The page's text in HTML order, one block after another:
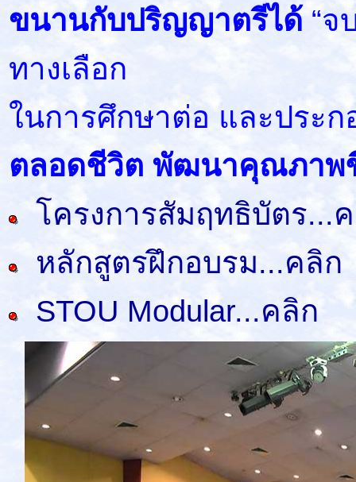
ขนานกับปริญญาตรีได้ “จ
ทางเลือก
ในการศึกษาต่อ และประ
ตลอดชีวิต พัฒนาคุณภาพ
โครงการสัมฤทธิบัตร...
หลักสูตรฝึกอบรม...คลิก
STOU Modular...คลิก